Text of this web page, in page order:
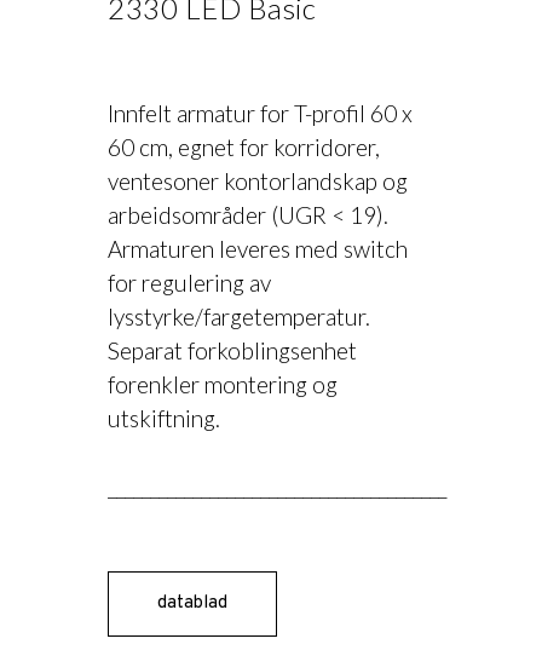
2330 LED Basic
Innfelt armatur for T-profil 60 x
60 cm, egnet for korridorer,
ventesoner kontorlandskap og
arbeidsområder (UGR < 19).
Armaturen leveres med switch
for regulering av
lysstyrke/fargetemperatur.
Separat forkoblingsenhet
forenkler montering og
utskiftning.
datablad